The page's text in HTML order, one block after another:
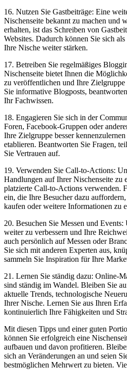
16. Nutzen Sie Gastbeiträge: Eine
Nischenseite ⁤bekannt zu machen und
erhalten, ⁤ist das⁤ Schreiben von
Websites. Dadurch können‌ Sie sich
Ihre Nische weiter​ stärken.
17.‍ Betreiben​ Sie regelmäßiges
Nischenseite bietet Ihnen die
zu veröffentlichen und‌ Ihre Zielgruppe
Sie ⁢informative Blogposts,
Ihr Fachwissen.
18. Engagieren Sie sich in der
Foren,​ Facebook-Gruppen oder⁤
Ihre Zielgruppe besser
etablieren. ⁢Beantworten⁣ Sie Fragen,‌
Sie Vertrauen auf.
19. Verwenden ‍Sie​ Call-to-Actions:‌
Handlungen ‍auf Ihrer Nischenseite zu​
platzierte Call-to-Actions verwenden.‌
ein, ‍die Ihre Besucher dazu⁤
kaufen oder weitere Informationen zu
20. Besuchen​ Sie ‌Messen und
weiter zu verbessern und ‍Ihre
auch persönlich auf Messen ⁣oder
Sie sich mit anderen Experten aus,
sammeln Sie Inspiration für Ihre
21. ⁣Lernen Sie ständig dazu: Online-
sind ständig ⁢im Wandel. Bleiben Sie
aktuelle Trends, technologische⁣
⁣Ihrer Nische.⁢ Lernen Sie aus ‍Ihren
kontinuierlich‌ Ihre Fähigkeiten und
Mit ⁢diesen Tipps ‍und einer guten
⁣können⁢ Sie erfolgreich ‌eine
aufbauen ‌und⁣ davon profitieren.
sich an Veränderungen an und seien​
bestmöglichen Mehrwert zu ⁢bieten.